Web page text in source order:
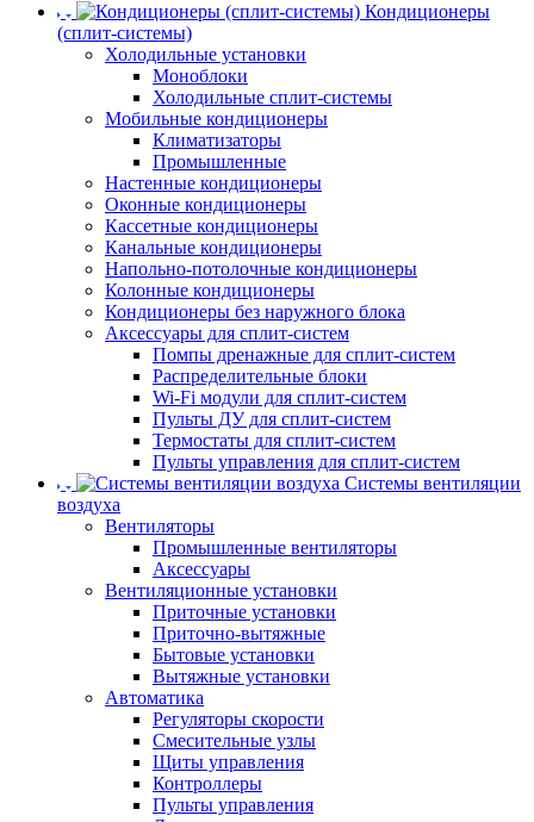
Кондиционеры
(сплит-системы)
Холодильные установки
Моноблоки
Холодильные сплит-системы
Мобильные кондиционеры
Климатизаторы
Промышленные
Настенные кондиционеры
Оконные кондиционеры
Кассетные кондиционеры
Канальные кондиционеры
Напольно-потолочные кондиционеры
Колонные кондиционеры
Кондиционеры без наружного блока
Аксессуары для сплит-систем
Помпы дренажные для сплит-систем
Распределительные блоки
Wi-Fi модули для сплит-систем
Пульты ДУ для сплит-систем
Термостаты для сплит-систем
Пульты управления для сплит-систем
Системы вентиляции
воздуха
Вентиляторы
Промышленные вентиляторы
Аксессуары
Вентиляционные установки
Приточные установки
Приточно-вытяжные
Бытовые установки
Вытяжные установки
Автоматика
Регуляторы скорости
Смесительные узлы
Щиты управления
Контроллеры
Пульты управления